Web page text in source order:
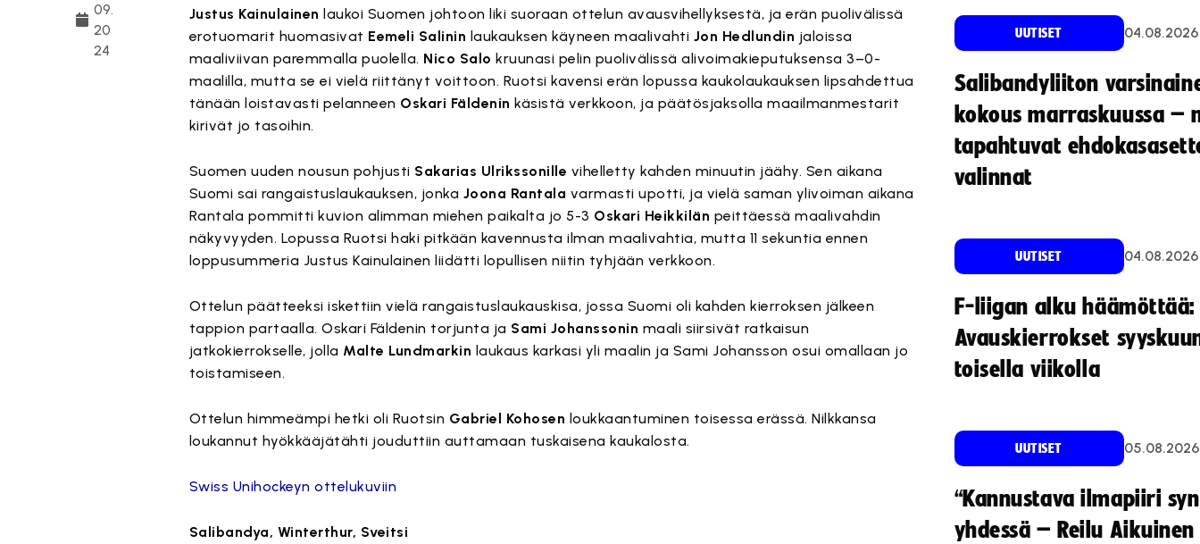
09.
20
24
Justus Kainulainen laukoi Suomen johtoon liki suoraan ottelun avausvihellyksestä, ja erän puolivälissä
erotuomarit huomasivat Eemeli Salinin laukauksen käyneen maalivahti Jon Hedlundin jaloissa
maaliviivan paremmalla puolella. Nico Salo kruunasi pelin puolivälissä alivoimakieputuksensa 3–0-
maalilla, mutta se ei vielä riittänyt voittoon. Ruotsi kavensi erän lopussa kaukolaukauksen lipsahdettua
tänään loistavasti pelanneen Oskari Fäldenin käsistä verkkoon, ja päätösjaksolla maailmanmestarit
kirivät jo tasoihin.
Suomen uuden nousun pohjusti Sakarias Ulrikssonille vihelletty kahden minuutin jäähy. Sen aikana
Suomi sai rangaistuslaukauksen, jonka Joona Rantala varmasti upotti, ja vielä saman ylivoiman aikana
Rantala pommitti kuvion alimman miehen paikalta jo 5-3 Oskari Heikkilän peittäessä maalivahdin
näkyvyyden. Lopussa Ruotsi haki pitkään kavennusta ilman maalivahtia, mutta 11 sekuntia ennen
loppusummeria Justus Kainulainen liidätti lopullisen niitin tyhjään verkkoon.
Ottelun päätteeksi iskettiin vielä rangaistuslaukauskisa, jossa Suomi oli kahden kierroksen jälkeen
tappion partaalla. Oskari Fäldenin torjunta ja Sami Johanssonin maali siirsivät ratkaisun
jatkokierrokselle, jolla Malte Lundmarkin laukaus karkasi yli maalin ja Sami Johansson osui omallaan jo
toistamiseen.
Ottelun himmeämpi hetki oli Ruotsin Gabriel Kohosen loukkaantuminen toisessa erässä. Nilkkansa
loukannut hyökkääjätähti jouduttiin auttamaan tuskaisena kaukalosta.
Swiss Unihockeyn ottelukuviin
Salibandya, Winterthur, Sveitsi
UUTISET 04.08.2026
Salibandyliiton
kokous marraskuussa –
tapahtuvat
valinnat
UUTISET 04.08.2026
F-liigan alku häämöttää:
Avauskierrokset
toisella viikolla
UUTISET 05.08.2026
“Kannustava ilmapiiri
yhdessä – Reilu